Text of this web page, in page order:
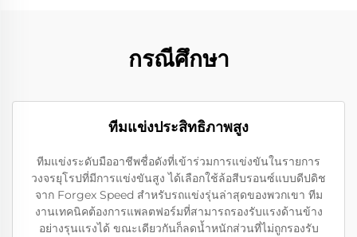
กรณีศึกษา
ทีมแข่งประสิทธิภาพสูง
ทีมแข่งระดับมืออาชีพชื่อดังที่เข้าร่วมการแข่งขันในรายการ
วงจรยุโรปที่มีการแข่งขันสูง ได้เลือกใช้ล้อสีบรอนซ์แบบดีปดิช
จาก Forgex Speed สำหรับรถแข่งรุ่นล่าสุดของพวกเขา ทีม
งานเทคนิคต้องการแพลตฟอร์มที่สามารถรองรับแรงด้านข้าง
อย่างรุนแรงได้ ขณะเดียวกันก็ลดน้ำหนักส่วนที่ไม่ถูกรองรับ